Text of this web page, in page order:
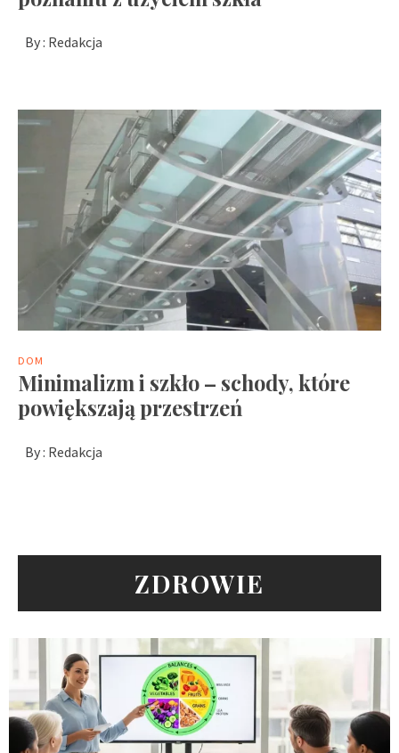
By : Redakcja
DOM
Minimalizm i szkło – schody, które
powiększają przestrzeń
By : Redakcja
ZDROWIE